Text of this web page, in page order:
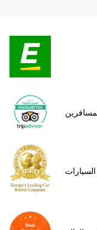
السيارات